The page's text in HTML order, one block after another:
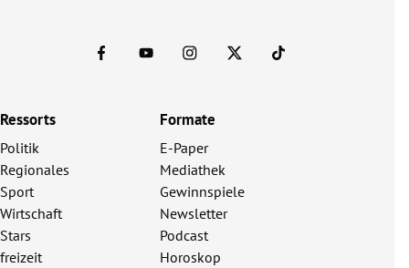
Ressorts
Politik
Regionales
Sport
Wirtschaft
Stars
freizeit
Formate
E-Paper
Mediathek
Gewinnspiele
Newsletter
Podcast
Horoskop